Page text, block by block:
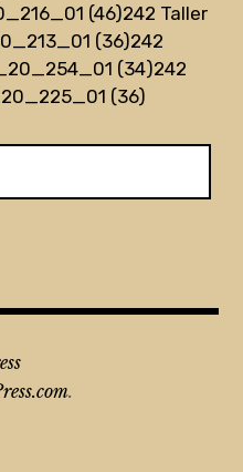
(46)242 Taller
(36)242
(34)242
(36)
.